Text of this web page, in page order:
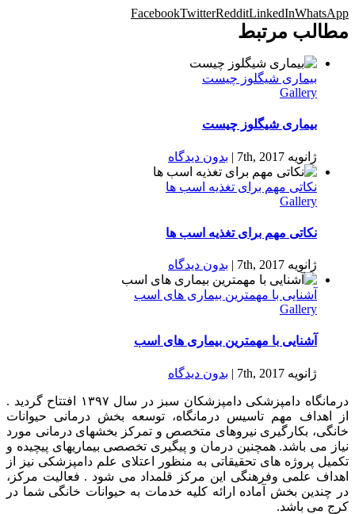
FacebookTwitterRedditLinkedInWhatsApp
مطالب مرتبط
بیماری شیگلوز چیست
Gallery
بیماری شیگلوز چیست
ژانویه 7th, 2017 | بدون ديدگاه
نکاتی مهم برای تغذیه اسب ها
Gallery
نکاتی مهم برای تغذیه اسب ها
ژانویه 7th, 2017 | بدون ديدگاه
آشنایی با مهمترین بیماری های اسب
Gallery
آشنایی با مهمترین بیماری های اسب
ژانویه 7th, 2017 | بدون ديدگاه
درمانگاه دامپزشکی دامپزشکان سبز در سال ۱۳۹۷ افتتاح گردید .
از اهداف مهم تاسیس درمانگاه، توسعه بخش درمانی حیوانات
خانگی، بکارگیری نیروهای متخصص و تمرکز بخشهای درمانی مورد
نیاز می باشد. همچنین درمان و پیگیری تخصصی بیماریهای پیچیده و
تکمیل پروژه های تحقیقاتی به منظور اعتلای علم دامپزشکی نیز از
اهداف علمی وفرهنگی این مرکز قلمداد می شود . فعالیت مرکز،
در چندین بخش آماده ارائه کلیه خدمات به حیوانات خانگی شما در
کرج می باشد.